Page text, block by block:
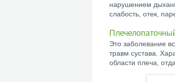
нарушением
слабость, отек,
Это заболевание
травм сустава.
области плеча,